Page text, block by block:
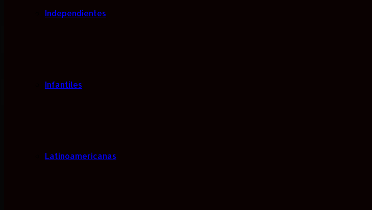
Independientes
Infantiles
Latinoamericanas